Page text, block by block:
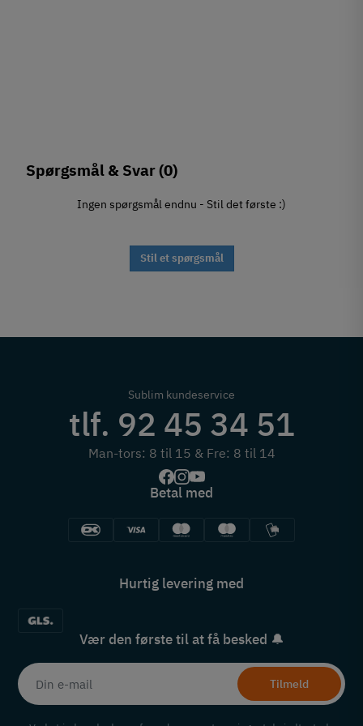
Spørgsmål & Svar(0)
Ingen spørgsmål endnu - Stil det første :)
Stil et spørgsmål
Sublim kundeservice
tlf. 92 45 34 51
Man-tors: 8 til 15 & Fre: 8 til 14
Betal med
Hurtig levering med
Vær den første til at få besked 🔔
Tilmeld